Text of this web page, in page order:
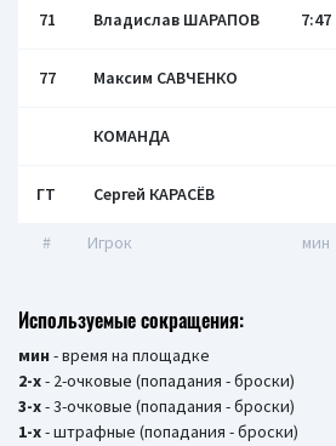
71 Владислав ШАРАПОВ 7:47
77 Максим САВЧЕНКО
КОМАНДА
ГТ Сергей КАРАСЁВ
# Игрок мин
Используемые сокращения:
мин - время на площадке
2-х- 2-очковые (попадания - броски)
3-х- 3-очковые (попадания - броски)
1-х- штрафные (попадания - броски)